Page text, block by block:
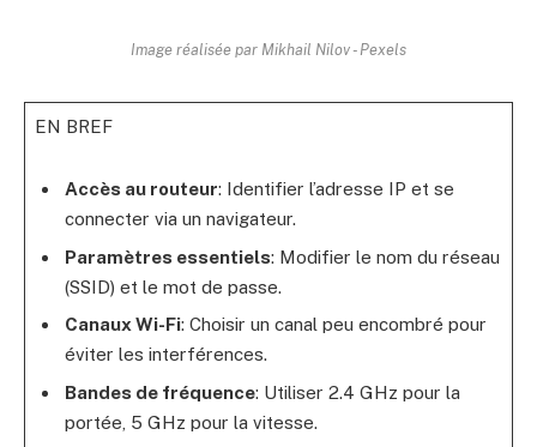
Image réalisée par Mikhail Nilov - Pexels
EN BREF
Accès au routeur: Identifier l’adresse IP et se
connecter via un navigateur.
Paramètres essentiels: Modifier le nom du réseau
(SSID) et le mot de passe.
Canaux Wi-Fi: Choisir un canal peu encombré pour
éviter les interférences.
Bandes de fréquence: Utiliser 2.4 GHz pour la
portée, 5 GHz pour la vitesse.